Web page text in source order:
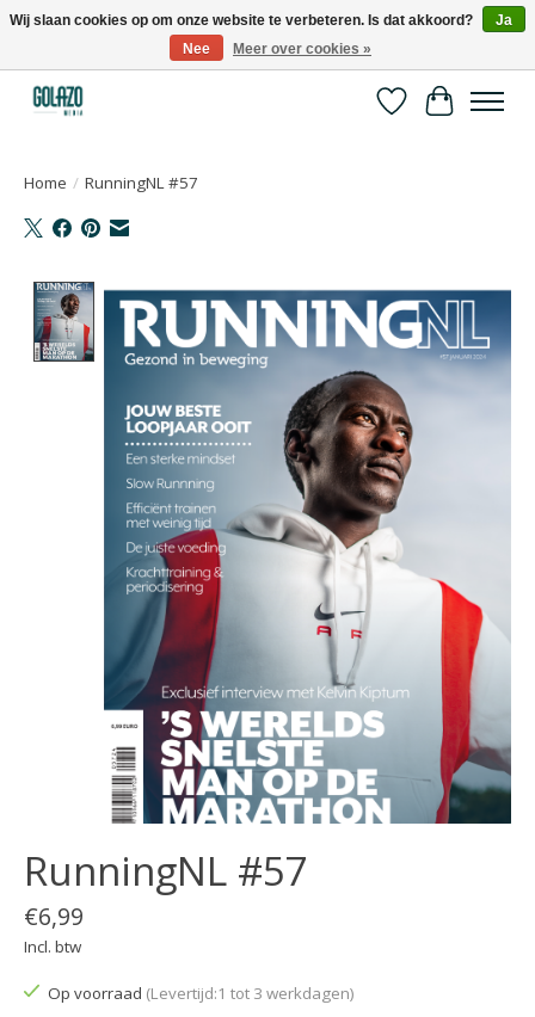
Kennispartner in sport, bewegen en gezondheid
Verlanglijst
Home / RunningNL #57
Product image slideshow Items
RunningNL #57
€6,99
Incl. btw
Op voorraad (Levertijd:1 tot 3 werkdagen)
Wij slaan cookies op om onze website te verbeteren. Is dat akkoord?
Ja
Nee
Meer over cookies »